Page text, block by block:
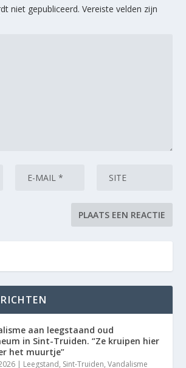
niet gepubliceerd. Vereiste velden zijn
aan leegstaand oud
in Sint-Truiden. “Ze kruipen hier
het muurtje”
| Leegstand, Sint-Truiden,Vandalisme